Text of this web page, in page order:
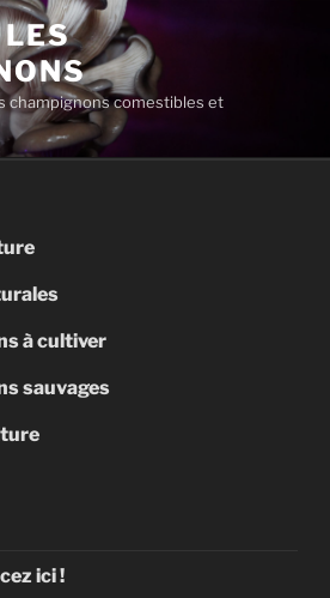
champignons comestibles et
à cultiver
sauvages
ici !